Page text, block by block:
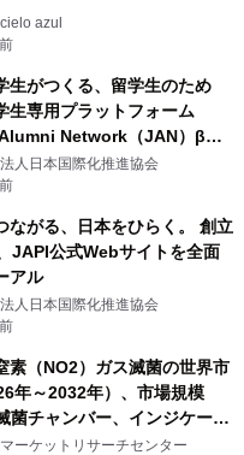
azul
生がつくる、留学生のため
生専用プラットフォーム
Network（JAN）β版
ス人日本国際化推進協会
ながる、日本をひらく。 創立
JAPI公式Webサイトを全面
アル
人日本国際化推進協会
素（NO2）ガス滅菌の世界市
年～2032年）、市場規模
菌チャンバー、インジケータ
モニタリングシステム、その
ーケットリサーチセンター